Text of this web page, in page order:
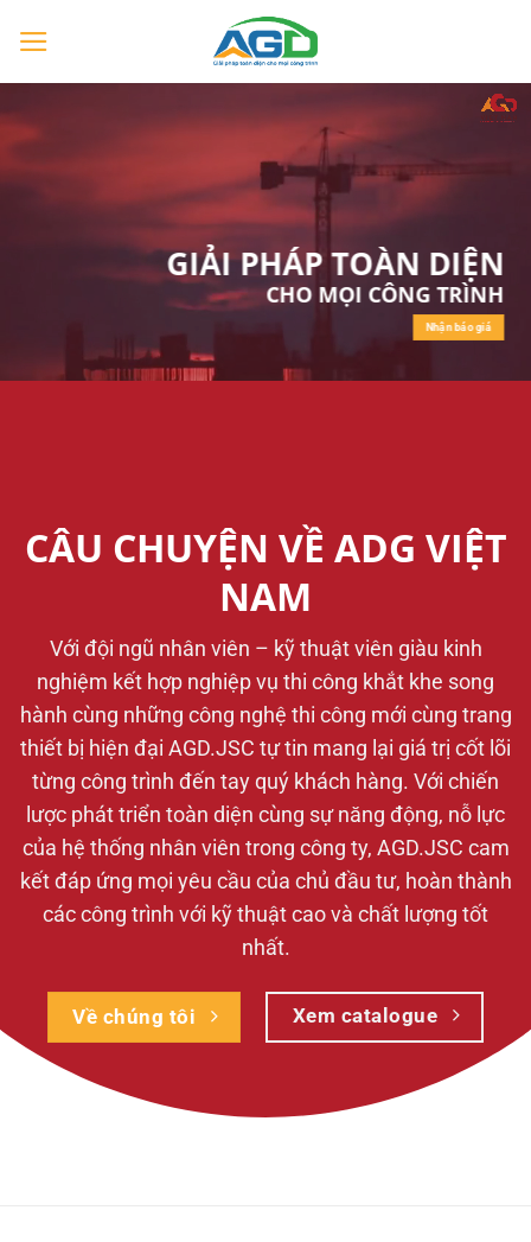
đến
nội
dung
GIẢI PHÁP TOÀN DIỆN
CHO MỌI CÔNG TRÌNH
Nhận báo giá
CÂU CHUYỆN VỀ ADG VIỆT
NAM
Với đội ngũ nhân viên – kỹ thuật viên giàu kinh
nghiệm kết hợp nghiệp vụ thi công khắt khe song
hành cùng những công nghệ thi công mới cùng trang
thiết bị hiện đại AGD.JSC tự tin mang lại giá trị cốt lõi
từng công trình đến tay quý khách hàng. Với chiến
lược phát triển toàn diện cùng sự năng động, nỗ lực
của hệ thống nhân viên trong công ty, AGD.JSC cam
kết đáp ứng mọi yêu cầu của chủ đầu tư, hoàn thành
các công trình với kỹ thuật cao và chất lượng tốt
nhất.
Về chúng tôi Xem catalogue